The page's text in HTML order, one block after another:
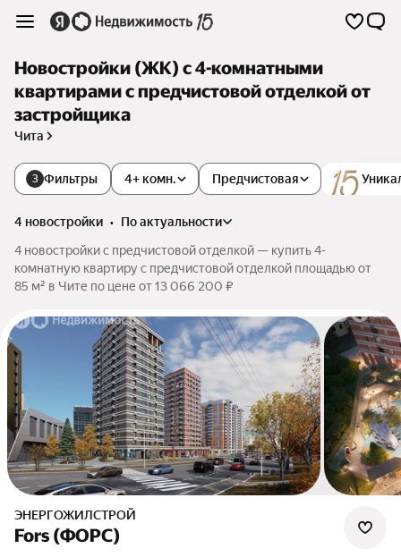
Новостройки (ЖК) с 4-комнатными
квартирами с предчистовой отделкой от
застройщика
Чита
3 Фильтры 4+ комн. Предчистовая
4 новостройки •
по актуальности
4 новостройки с предчистовой отделкой — купить 4-
комнатную квартиру с предчистовой отделкой площадью от
85 м² в Чите по цене от 13 066 200 ₽
ЭНЕРГОЖИЛСТРОЙ
Fors (ФОРС)